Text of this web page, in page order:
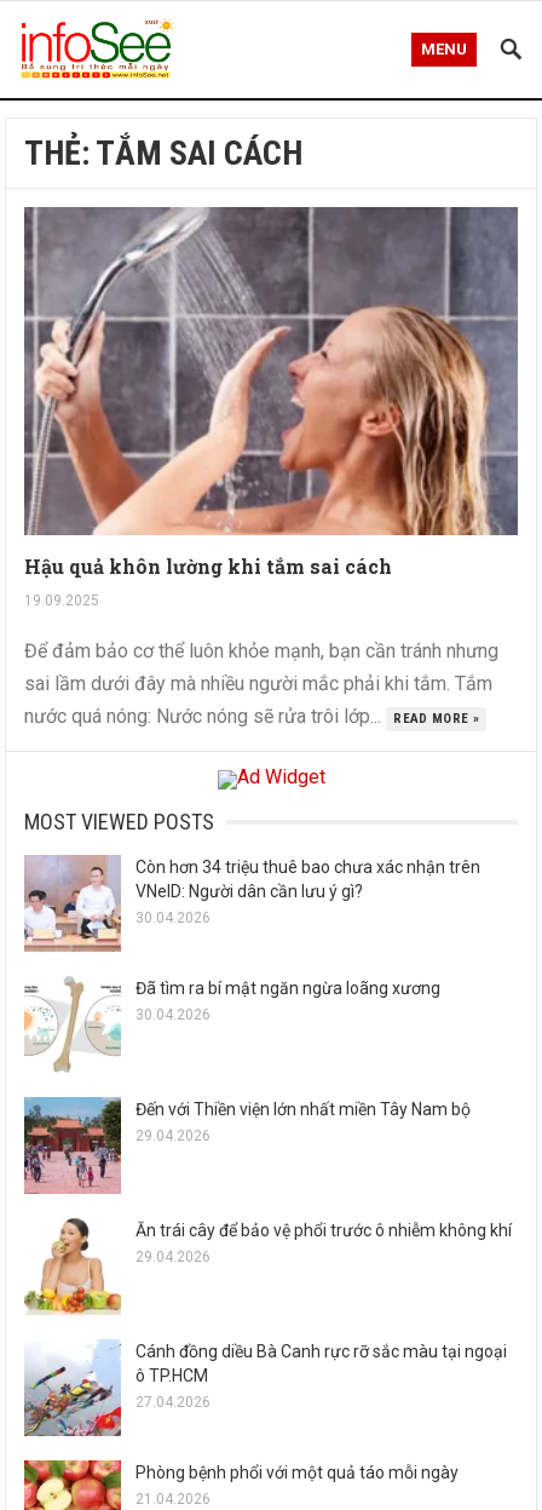
MENU
THẺ: TẮM SAI CÁCH
Hậu quả khôn lường khi tắm sai cách
19.09.2025
Để đảm bảo cơ thể luôn khỏe mạnh, bạn cần tránh nhưng
sai lầm dưới đây mà nhiều người mắc phải khi tắm. Tắm
nước quá nóng: Nước nóng sẽ rửa trôi lớp...
READ MORE »
MOST VIEWED POSTS
Còn hơn 34 triệu thuê bao chưa xác nhận trên
VNeID: Người dân cần lưu ý gì?
30.04.2026
Đã tìm ra bí mật ngăn ngừa loãng xương
30.04.2026
Đến với Thiền viện lớn nhất miền Tây Nam bộ
29.04.2026
Ăn trái cây để bảo vệ phổi trước ô nhiễm không khí
29.04.2026
Cánh đồng diều Bà Canh rực rỡ sắc màu tại ngoại
ô TP.HCM
27.04.2026
Phòng bệnh phổi với một quả táo mỗi ngày
21.04.2026